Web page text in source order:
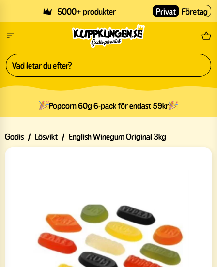
5000+ produkter Fri
Privat Företag
Popcorn 60g 6-pack för endast 59kr
Godis / Lösvikt / English Winegum Original 3kg